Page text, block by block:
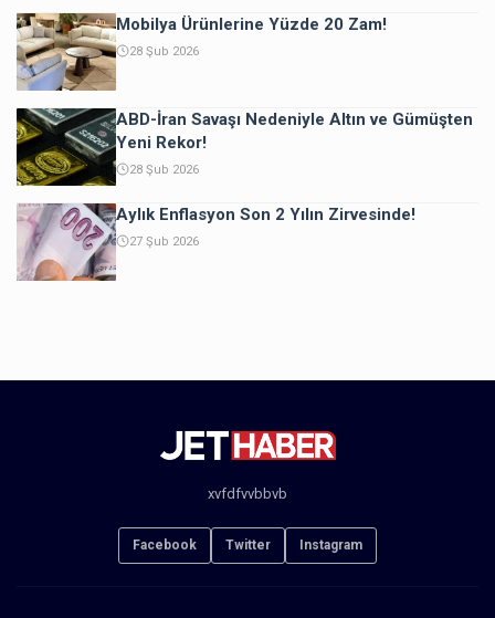
Mobilya Ürünlerine Yüzde 20 Zam!
28 Şub 2026
ABD-İran Savaşı Nedeniyle Altın ve Gümüşten
Yeni Rekor!
28 Şub 2026
Aylık Enflasyon Son 2 Yılın Zirvesinde!
27 Şub 2026
xvfdfvvbbvb
Facebook Twitter Instagram